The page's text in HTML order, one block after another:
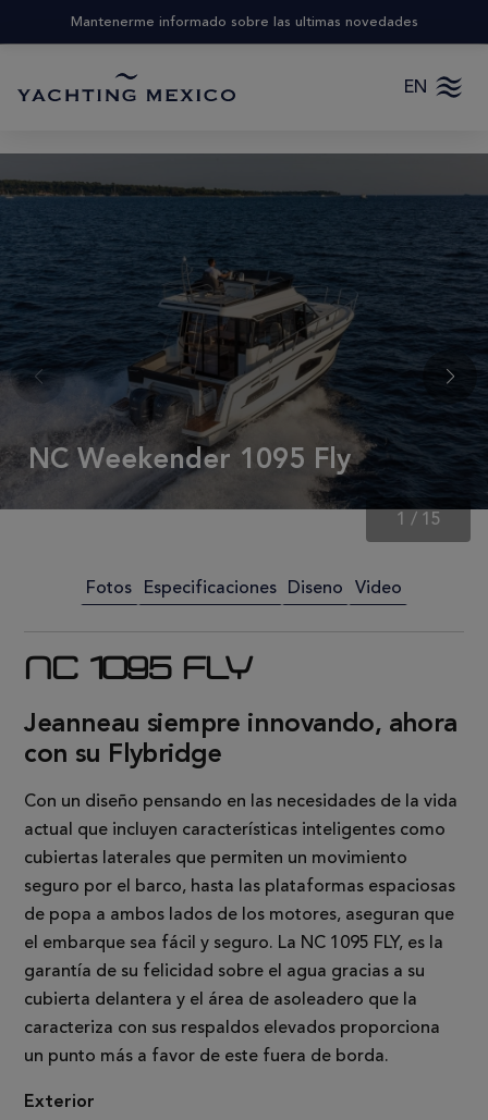
Mantenerme informado sobre las ultimas novedades
EN
NC Weekender 1095 Fly
1 / 15
Fotos Especificaciones Diseno Video
NC 1095 FLY
Jeanneau siempre innovando, ahora
con su Flybridge
Con un diseño pensando en las necesidades de la vida
actual que incluyen características inteligentes como
cubiertas laterales que permiten un movimiento
seguro por el barco, hasta las plataformas espaciosas
de popa a ambos lados de los motores, aseguran que
el embarque sea fácil y seguro. La NC 1095 FLY, es la
garantía de su felicidad sobre el agua gracias a su
cubierta delantera y el área de asoleadero que la
caracteriza con sus respaldos elevados proporciona
un punto más a favor de este fuera de borda.
Exterior